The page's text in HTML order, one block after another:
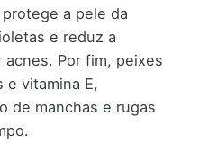
a pele da
e reduz a
acnes. Por fim, peixes
e vitamina E,
de manchas e rugas